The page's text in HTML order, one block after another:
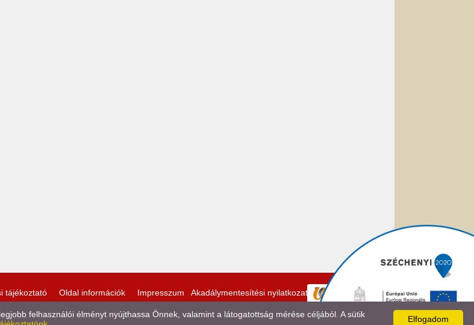
tájékoztató Oldal információk Impresszum Akadálymentesítési nyilatkozat
Elfogadom
felhasználói élményt nyújthassa Önnek, valamint a látogatottság mérése céljából. A sütik